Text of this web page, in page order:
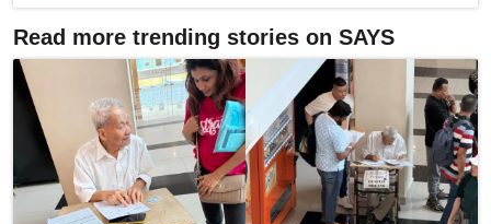
Read more trending stories on SAYS